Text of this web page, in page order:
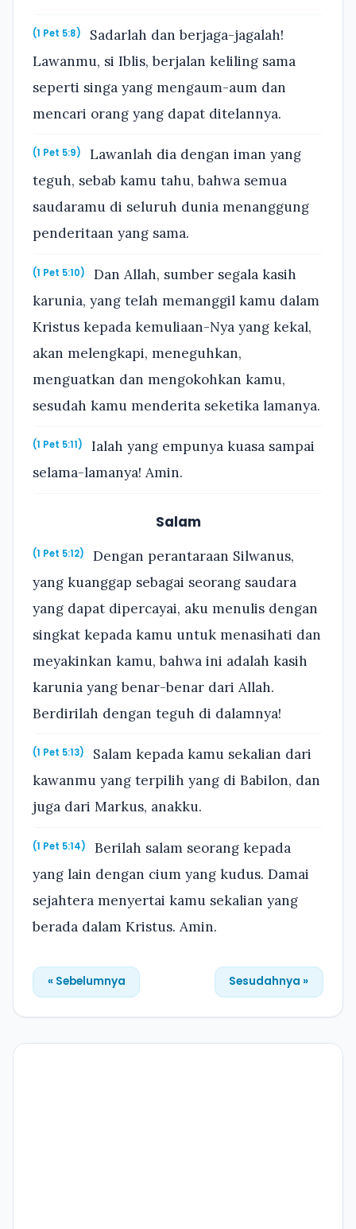
(1 Pet 5:8)
Sadarlah dan berjaga-jagalah!
Lawanmu, si Iblis, berjalan keliling sama
seperti singa yang mengaum-aum dan
mencari orang yang dapat ditelannya.
(1 Pet 5:9)
Lawanlah dia dengan iman yang
teguh, sebab kamu tahu, bahwa semua
saudaramu di seluruh dunia menanggung
penderitaan yang sama.
(1 Pet 5:10)
Dan Allah, sumber segala kasih
karunia, yang telah memanggil kamu dalam
Kristus kepada kemuliaan-Nya yang kekal,
akan melengkapi, meneguhkan,
menguatkan dan mengokohkan kamu,
sesudah kamu menderita seketika lamanya.
(1 Pet 5:11)
Ialah yang empunya kuasa sampai
selama-lamanya! Amin.
Salam
(1 Pet 5:12)
Dengan perantaraan Silwanus,
yang kuanggap sebagai seorang saudara
yang dapat dipercayai, aku menulis dengan
singkat kepada kamu untuk menasihati dan
meyakinkan kamu, bahwa ini adalah kasih
karunia yang benar-benar dari Allah.
Berdirilah dengan teguh di dalamnya!
(1 Pet 5:13)
Salam kepada kamu sekalian dari
kawanmu yang terpilih yang di Babilon, dan
juga dari Markus, anakku.
(1 Pet 5:14)
Berilah salam seorang kepada
yang lain dengan cium yang kudus. Damai
sejahtera menyertai kamu sekalian yang
berada dalam Kristus. Amin.
« Sebelumnya Sesudahnya »